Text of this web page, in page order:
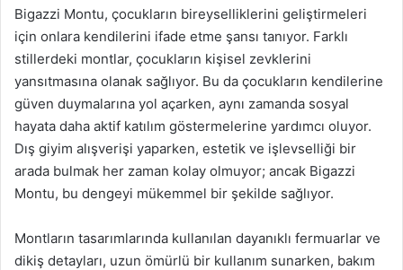
Bigazzi Montu, çocukların bireyselliklerini geliştirmeleri
için onlara kendilerini ifade etme şansı tanıyor. Farklı
stillerdeki montlar, çocukların kişisel zevklerini
yansıtmasına olanak sağlıyor. Bu da çocukların kendilerine
güven duymalarına yol açarken, aynı zamanda sosyal
hayata daha aktif katılım göstermelerine yardımcı oluyor.
Dış giyim alışverişi yaparken, estetik ve işlevselliği bir
arada bulmak her zaman kolay olmuyor; ancak Bigazzi
Montu, bu dengeyi mükemmel bir şekilde sağlıyor.
Montların tasarımlarında kullanılan dayanıklı fermuarlar ve
dikiş detayları, uzun ömürlü bir kullanım sunarken, bakım